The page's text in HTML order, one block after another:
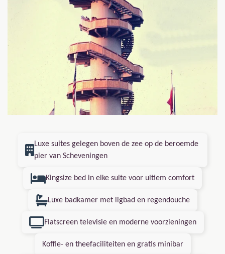
Luxe suites gelegen boven de zee op de beroemde
pier van Scheveningen
Kingsize bed in elke suite voor ultiem comfort
Luxe badkamer met ligbad en regendouche
Flatscreen televisie en moderne voorzieningen
Koffie- en theefaciliteiten en gratis minibar